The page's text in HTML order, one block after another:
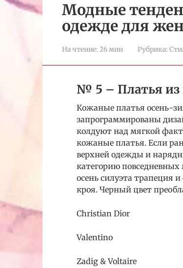
Модные
одежде для
На чтение: 26 мин Рубрика:
№ 5 – Платья
Кожаные платья осень-
запрограммированы
колдуют над мягкой
кожаные платья. Если
верхней одежды и
категорию
осень силуэта трапеция
кроя. Черный цвет
Christian Dior
Valentino
Zadig & Voltaire